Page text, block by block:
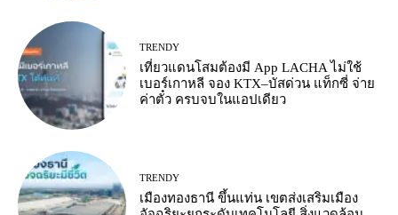
TRENDY
เที่ยวแดนโสมต้องมี App LACHA ไม่ใช้
เบอร์เกาหลี จอง KTX–บัสด่วน แท็กซี่ จ่าย
ค่าตั๋ว ครบจบในแอปเดียว
TRENDY
เมืองทองธานี ขึ้นแท่น เขตส่งเสริมเมือง